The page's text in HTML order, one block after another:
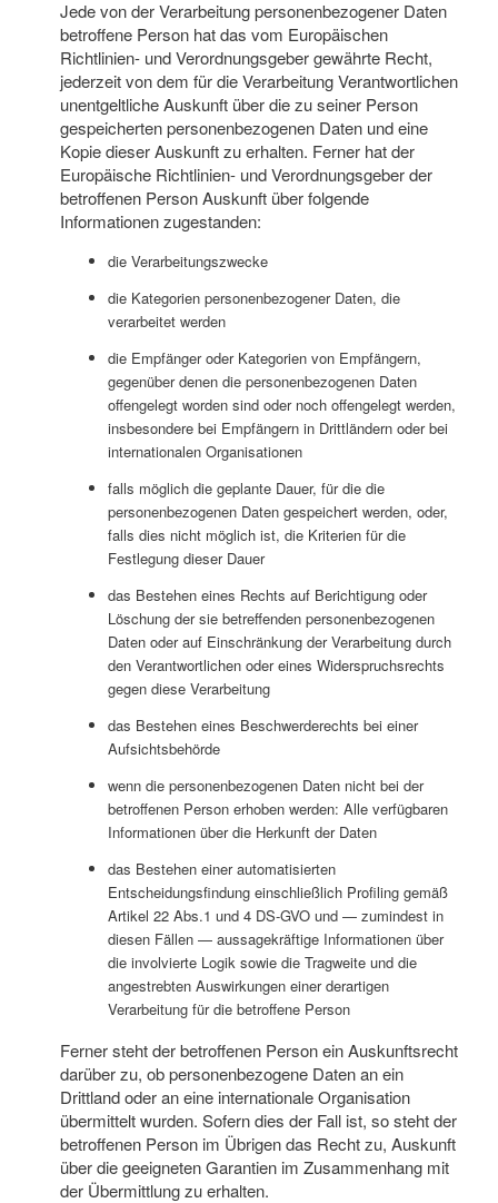
Jede von der Verarbeitung personenbezogener Daten
betroffene Person hat das vom Europäischen
Richtlinien- und Verordnungsgeber gewährte Recht,
jederzeit von dem für die Verarbeitung Verantwortlichen
unentgeltliche Auskunft über die zu seiner Person
gespeicherten personenbezogenen Daten und eine
Kopie dieser Auskunft zu erhalten. Ferner hat der
Europäische Richtlinien- und Verordnungsgeber der
betroffenen Person Auskunft über folgende
Informationen zugestanden:
die Verarbeitungszwecke
die Kategorien personenbezogener Daten, die
verarbeitet werden
die Empfänger oder Kategorien von Empfängern,
gegenüber denen die personenbezogenen Daten
offengelegt worden sind oder noch offengelegt werden,
insbesondere bei Empfängern in Drittländern oder bei
internationalen Organisationen
falls möglich die geplante Dauer, für die die
personenbezogenen Daten gespeichert werden, oder,
falls dies nicht möglich ist, die Kriterien für die
Festlegung dieser Dauer
das Bestehen eines Rechts auf Berichtigung oder
Löschung der sie betreffenden personenbezogenen
Daten oder auf Einschränkung der Verarbeitung durch
den Verantwortlichen oder eines Widerspruchsrechts
gegen diese Verarbeitung
das Bestehen eines Beschwerderechts bei einer
Aufsichtsbehörde
wenn die personenbezogenen Daten nicht bei der
betroffenen Person erhoben werden: Alle verfügbaren
Informationen über die Herkunft der Daten
das Bestehen einer automatisierten
Entscheidungsfindung einschließlich Profiling gemäß
Artikel 22 Abs.1 und 4 DS-GVO und — zumindest in
diesen Fällen — aussagekräftige Informationen über
die involvierte Logik sowie die Tragweite und die
angestrebten Auswirkungen einer derartigen
Verarbeitung für die betroffene Person
Ferner steht der betroffenen Person ein Auskunftsrecht
darüber zu, ob personenbezogene Daten an ein
Drittland oder an eine internationale Organisation
übermittelt wurden. Sofern dies der Fall ist, so steht der
betroffenen Person im Übrigen das Recht zu, Auskunft
über die geeigneten Garantien im Zusammenhang mit
der Übermittlung zu erhalten.